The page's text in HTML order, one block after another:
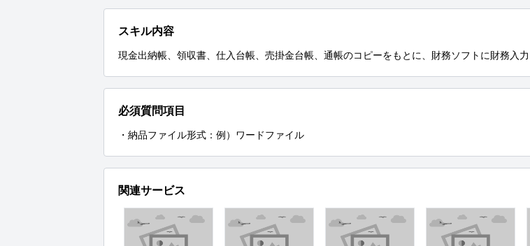
スキル内容
現金出納帳、領収書、仕入台帳、売掛金台帳、通帳のコピーをもとに、財務ソフトに財務入力
必須質問項目
・納品ファイル形式：例）ワードファイル
関連サービス